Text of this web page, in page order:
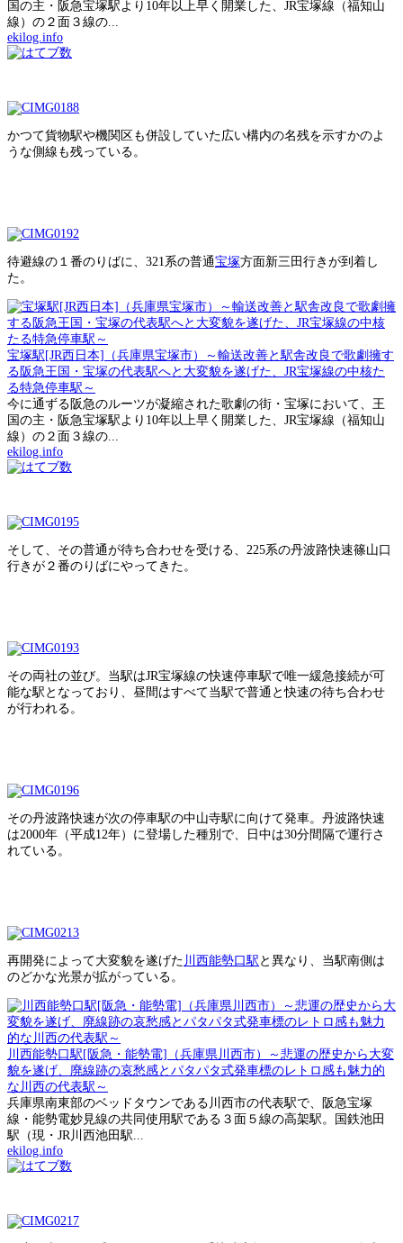
国の主・阪急宝塚駅より10年以上早く開業した、JR宝塚線（福知山
線）の２面３線の...
ekilog.info
かつて貨物駅や機関区も併設していた広い構内の名残を示すかのよ
うな側線も残っている。
待避線の１番のりばに、321系の普通宝塚方面新三田行きが到着し
た。
宝塚駅[JR西日本]（兵庫県宝塚市）～輸送改善と駅舎改良で歌劇擁す
る阪急王国・宝塚の代表駅へと大変貌を遂げた、JR宝塚線の中核た
る特急停車駅～
今に通ずる阪急のルーツが凝縮された歌劇の街・宝塚において、王
国の主・阪急宝塚駅より10年以上早く開業した、JR宝塚線（福知山
線）の２面３線の...
ekilog.info
そして、その普通が待ち合わせを受ける、225系の丹波路快速篠山口
行きが２番のりばにやってきた。
その両社の並び。当駅はJR宝塚線の快速停車駅で唯一緩急接続が可
能な駅となっており、昼間はすべて当駅で普通と快速の待ち合わせ
が行われる。
その丹波路快速が次の停車駅の中山寺駅に向けて発車。丹波路快速
は2000年（平成12年）に登場した種別で、日中は30分間隔で運行さ
れている。
再開発によって大変貌を遂げた 川西能勢口駅 と異なり、当駅南側は
のどかな光景が拡がっている。
川西能勢口駅[阪急・能勢電]（兵庫県川西市）～悲運の歴史から大変
貌を遂げ、廃線跡の哀愁感とパタパタ式発車標のレトロ感も魅力的
な川西の代表駅～
兵庫県南東部のベッドタウンである川西市の代表駅で、阪急宝塚
線・能勢電妙見線の共同使用駅である３面５線の高架駅。国鉄池田
駅（現・JR川西池田駅...
ekilog.info